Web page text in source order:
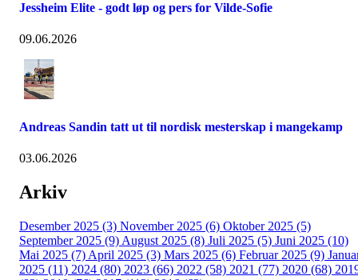
Jessheim Elite - godt løp og pers for Vilde-Sofie
09.06.2026
Andreas Sandin tatt ut til nordisk mesterskap i mangekamp
03.06.2026
Arkiv
Desember 2025 (3) November 2025 (6) Oktober 2025 (5)
September 2025 (9) August 2025 (8) Juli 2025 (5) Juni 2025 (10)
Mai 2025 (7) April 2025 (3) Mars 2025 (6) Februar 2025 (9)
2025 (11) 2024 (80) 2023 (66) 2022 (58) 2021 (77) 2020 (68)